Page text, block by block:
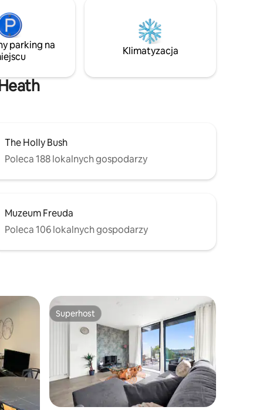
itp.
*Przed dokonaniem rezerwacji zapoznaj
się z „innymi ważnymi informacjami”
informacji lub potrzebujesz większej
elastyczności w terminach rezerwacji,
wyślij nam wiadomość.
parking na
Klimatyzacja
The Holly Bush
Poleca 188 lokalnych gospodarzy
Muzeum Freuda
Poleca 106 lokalnych gospodarzy
gości Superhost
Superhost